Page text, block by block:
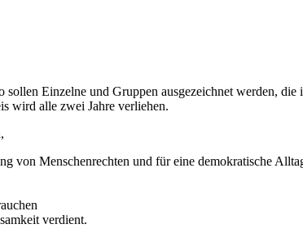
Einzelne und Gruppen ausgezeichnet werden,
wird alle zwei Jahre verliehen.
von Menschenrechten und für eine demokratische
verdient.